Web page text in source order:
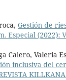
Gestión de
Especial (2022):
Calero, Valeria
inclusiva del
KILLKANA